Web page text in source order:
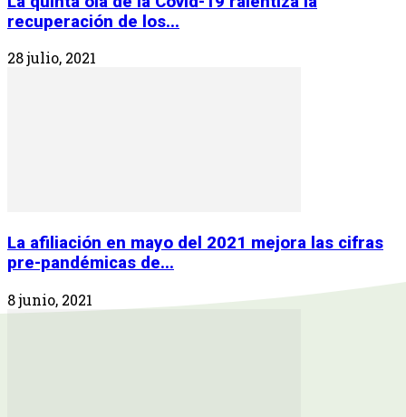
recuperación de los...
28 julio, 2021
La afiliación en mayo del 2021 mejora las cifras
pre-pandémicas de...
8 junio, 2021